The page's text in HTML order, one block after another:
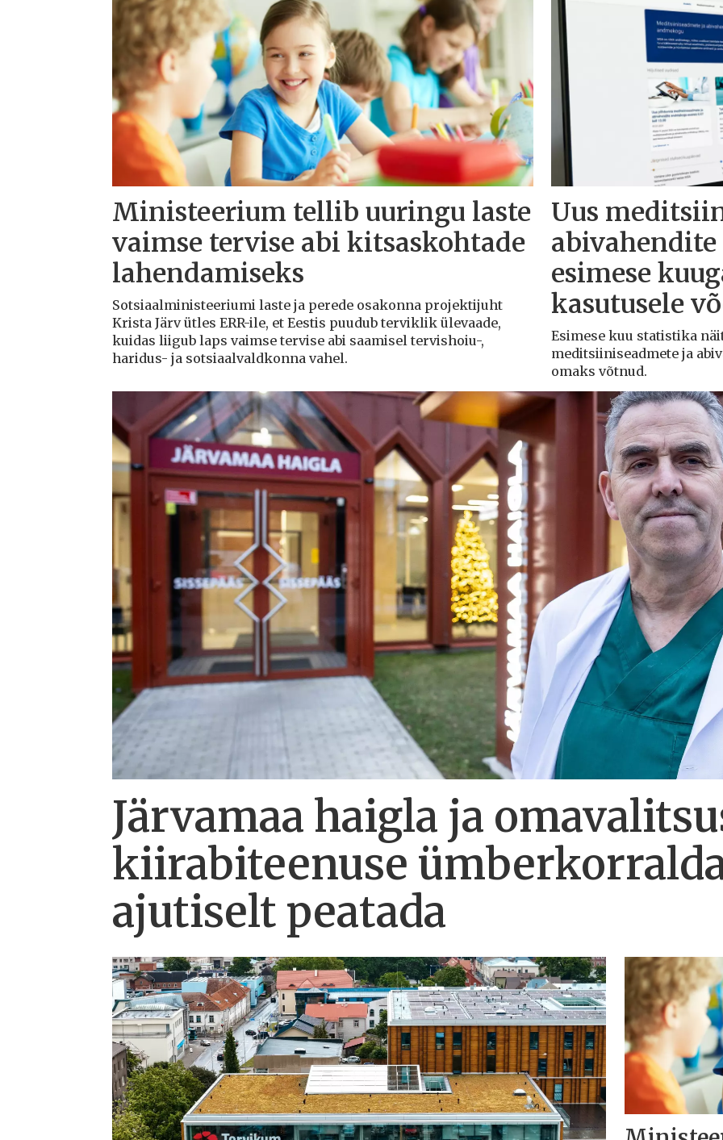
Ministeerium tellib uuringu laste
vaimse tervise abi kitsaskohtade
lahendamiseks
Sotsiaalministeeriumi laste ja perede osakonna projektijuht
Krista Järv ütles ERR-ile, et Eestis puudub terviklik ülevaade,
kuidas liigub laps vaimse tervise abi saamisel tervishoiu-,
haridus- ja sotsiaalvaldkonna vahel.
Uus
esimese
kasutusele
Esimese kuu statistika
meditsiiniseadmete ja
omaks võtnud.
Järvamaa haigla ja
kiirabiteenuse
ajutiselt peatada